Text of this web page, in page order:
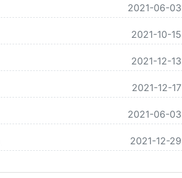
2021-06-03
2021-10-15
2021-12-13
2021-12-17
2021-06-03
2021-12-29